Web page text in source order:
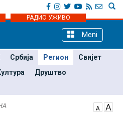
РАДИО УЖИВО
Meni
Србија Регион
Свијет
Друштво